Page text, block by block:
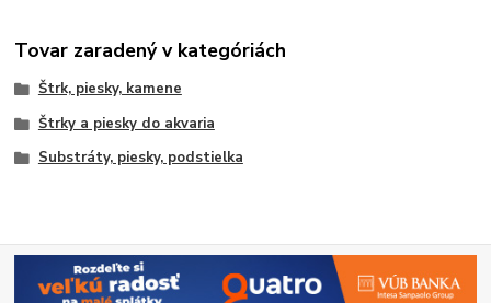
Tovar zaradený v kategóriách
Štrk, piesky, kamene
Štrky a piesky do akvaria
Substráty, piesky, podstielka